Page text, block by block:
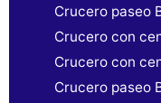
Crucero paseo
Crucero con
Crucero con
Crucero paseo